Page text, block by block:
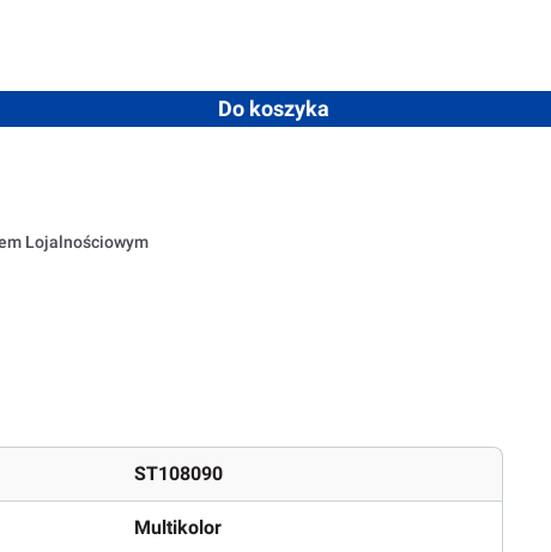
niedostępna.)
jest obecnie niedostępna.)
ilość lub użyj przycisków, aby zwiększyć lub zmniejszyć
Do koszyka
Lojalnościowym
ST108090
Multikolor